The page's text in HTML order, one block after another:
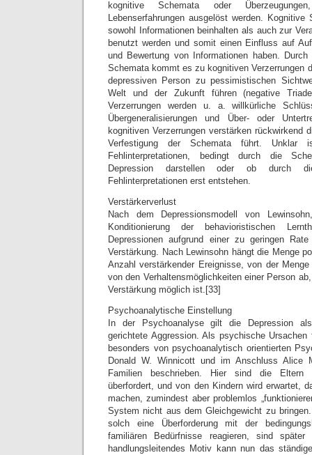
kognitive Schemata oder
Lebenserfahrungen ausgelöst werden.
sowohl Informationen beinhalten als auch zur
benutzt werden und somit einen Einfluss auf
und Bewertung von Informationen haben.
Schemata kommt es zu kognitiven Verzerrungen
depressiven Person zu pessimistischen
Welt und der Zukunft führen (negative
Verzerrungen werden u. a. willkürliche
Übergeneralisierungen und Über- oder
kognitiven Verzerrungen verstärken rückwirkend
Verfestigung der Schemata führt. Unklar
Fehlinterpretationen, bedingt durch die
Depression darstellen oder ob durch
Fehlinterpretationen erst entstehen.
Verstärkerverlust
Nach dem Depressionsmodell von
Konditionierung der behavioristischen
Depressionen aufgrund einer zu geringen
Verstärkung. Nach Lewinsohn hängt die Menge
Anzahl verstärkender Ereignisse, von der
von den Verhaltensmöglichkeiten einer Person
Verstärkung möglich ist.[33]
Psychoanalytische Einstellung
In der Psychoanalyse gilt die Depression
gerichtete Aggression. Als psychische Ursachen
besonders von psychoanalytisch orientierten
Donald W. Winnicott und im Anschluss Alice
Familien beschrieben. Hier sind die Eltern
überfordert, und von den Kindern wird erwartet,
machen, zumindest aber problemlos
System nicht aus dem Gleichgewicht zu
solch eine Überforderung mit der
familiären Bedürfnisse reagieren, sind später
handlungsleitendes Motiv kann nun das